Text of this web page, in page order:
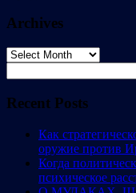
Archives
Archives
for:
Recent Posts
Как
оружие против
Когда
психическое